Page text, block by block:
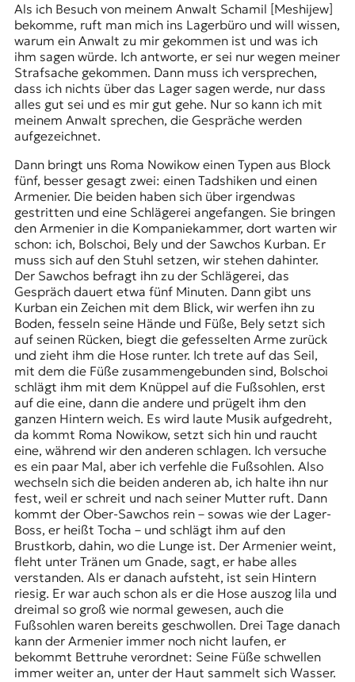
Als ich Besuch von meinem Anwalt Schamil [Meshijew]
bekomme, ruft man mich ins Lagerbüro und will wissen,
warum ein Anwalt zu mir gekommen ist und was ich
ihm sagen würde. Ich antworte, er sei nur wegen meiner
Strafsache gekommen. Dann muss ich versprechen,
dass ich nichts über das Lager sagen werde, nur dass
alles gut sei und es mir gut gehe. Nur so kann ich mit
meinem Anwalt sprechen, die Gespräche werden
aufgezeichnet.
Dann bringt uns Roma Nowikow einen Typen aus Block
fünf, besser gesagt zwei: einen Tadshiken und einen
Armenier. Die beiden haben sich über irgendwas
gestritten und eine Schlägerei angefangen. Sie bringen
den Armenier in die Kompaniekammer, dort warten wir
schon: ich, Bolschoi, Bely und der Sawchos Kurban. Er
muss sich auf den Stuhl setzen, wir stehen dahinter.
Der Sawchos befragt ihn zu der Schlägerei, das
Gespräch dauert etwa fünf Minuten. Dann gibt uns
Kurban ein Zeichen mit dem Blick, wir werfen ihn zu
Boden, fesseln seine Hände und Füße, Bely setzt sich
auf seinen Rücken, biegt die gefesselten Arme zurück
und zieht ihm die Hose runter. Ich trete auf das Seil,
mit dem die Füße zusammengebunden sind, Bolschoi
schlägt ihm mit dem Knüppel auf die Fußsohlen, erst
auf die eine, dann die andere und prügelt ihm den
ganzen Hintern weich. Es wird laute Musik aufgedreht,
da kommt Roma Nowikow, setzt sich hin und raucht
eine, während wir den anderen schlagen. Ich versuche
es ein paar Mal, aber ich verfehle die Fußsohlen. Also
wechseln sich die beiden anderen ab, ich halte ihn nur
fest, weil er schreit und nach seiner Mutter ruft. Dann
kommt der Ober-Sawchos rein – sowas wie der Lager-
Boss, er heißt Tocha – und schlägt ihm auf den
Brustkorb, dahin, wo die Lunge ist. Der Armenier weint,
fleht unter Tränen um Gnade, sagt, er habe alles
verstanden. Als er danach aufsteht, ist sein Hintern
riesig. Er war auch schon als er die Hose auszog lila und
dreimal so groß wie normal gewesen, auch die
Fußsohlen waren bereits geschwollen. Drei Tage danach
kann der Armenier immer noch nicht laufen, er
bekommt Bettruhe verordnet: Seine Füße schwellen
immer weiter an, unter der Haut sammelt sich Wasser.